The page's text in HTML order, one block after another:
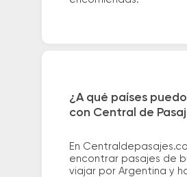
¿A qué países
con Central de
En
encontrar pasajes de
viajar por Argentina y